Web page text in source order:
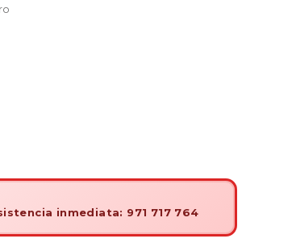
inmediata: 971 717 764